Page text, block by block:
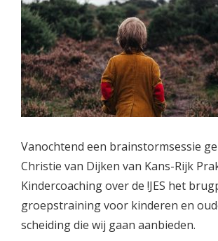
Vanochtend een brainstormsessie
Christie van Dijken van Kans-Rijk
Kindercoaching over de !JES het
groepstraining voor kinderen en
scheiding die wij gaan aanbieden.